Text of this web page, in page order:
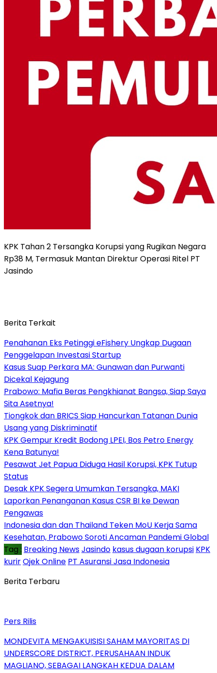
KPK Tahan 2 Tersangka Korupsi yang Rugikan Negara
Rp38 M, Termasuk Mantan Direktur Operasi Ritel PT
Jasindo
Berita Terkait
Penahanan Eks Petinggi eFishery Ungkap Dugaan
Penggelapan Investasi Startup
Kasus Suap Perkara MA: Gunawan dan Purwanti
Dicekal Kejagung
Prabowo: Mafia Beras Pengkhianat Bangsa, Siap Saya
Sita Asetnya!
Tiongkok dan BRICS Siap Hancurkan Tatanan Dunia
Usang yang Diskriminatif
KPK Gempur Kredit Bodong LPEI, Bos Petro Energy
Kena Batunya!
Pesawat Jet Papua Diduga Hasil Korupsi, KPK Tutup
Status
Desak KPK Segera Umumkan Tersangka, MAKI
Laporkan Penanganan Kasus CSR BI ke Dewan
Pengawas
Indonesia dan dan Thailand Teken MoU Kerja Sama
Kesehatan, Prabowo Soroti Ancaman Pandemi Global
Tag : Breaking NewsJasindo kasus dugaan korupsi KPK
kurirOjek Online PT Asuransi Jasa Indonesia
Berita Terbaru
Pers Rilis
MONDEVITA MENGAKUISISI SAHAM MAYORITAS DI
UNDERSCORE DISTRICT, PERUSAHAAN INDUK
MAGLIANO, SEBAGAI LANGKAH KEDUA DALAM